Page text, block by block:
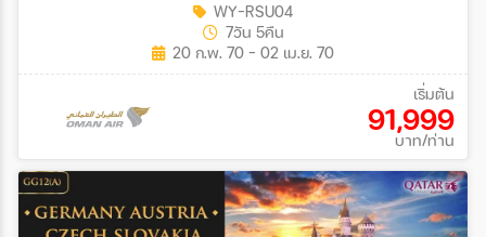
WY-RSU04
7วัน 5คืน
20 ก.พ. 70 - 02 เม.ย. 70
เริ่มต้น
91,999
บาท/ท่าน